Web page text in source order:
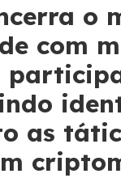
o
com
as